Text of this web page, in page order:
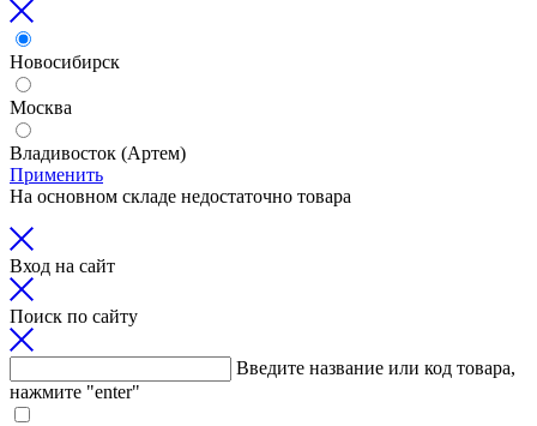
Новосибирск
Москва
Владивосток (Артем)
Применить
На основном складе недостаточно товара
Вход на сайт
Поиск по сайту
Введите название или код товара,
нажмите "enter"